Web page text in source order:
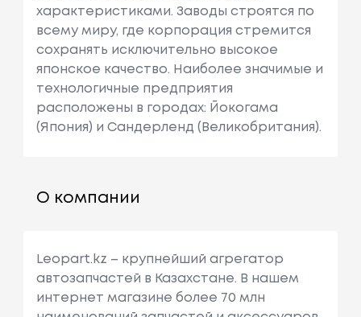
характеристиками. Заводы строятся по
всему миру, где корпорация стремится
сохранять исключительно высокое
японское качество. Наиболее значимые и
технологичные предприятия
расположены в городах: Йокогама
(Япония) и Сандерленд (Великобритания).
О компании
Leopart.kz – крупнейший агрегатор
автозапчастей в Казахстане. В нашем
интернет магазине более 70 млн